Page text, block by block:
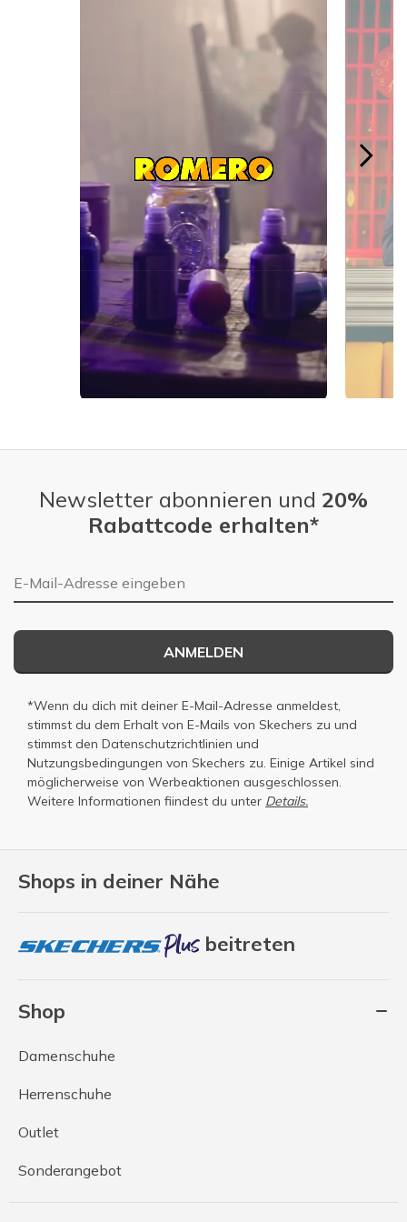
Shops in deiner Nähe
beitreten
Shop
Damenschuhe
Herrenschuhe
Outlet
Sonderangebot
Newsletter abonnieren und 20%
Rabattcode erhalten*
E-Mail-Adresse
ANMELDEN
*Wenn du dich mit deiner E-Mail-Adresse anmeldest,
stimmst du dem Erhalt von E-Mails von Skechers zu und
stimmst den Datenschutzrichtlinien und
Nutzungsbedingungen von Skechers zu. Einige Artikel sind
möglicherweise von Werbeaktionen ausgeschlossen.
Weitere Informationen fiindest du unter Details.